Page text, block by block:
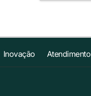
Inovação Atendimento